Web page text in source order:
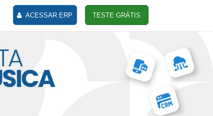
ACESSAR ERP TESTE GRÁTIS